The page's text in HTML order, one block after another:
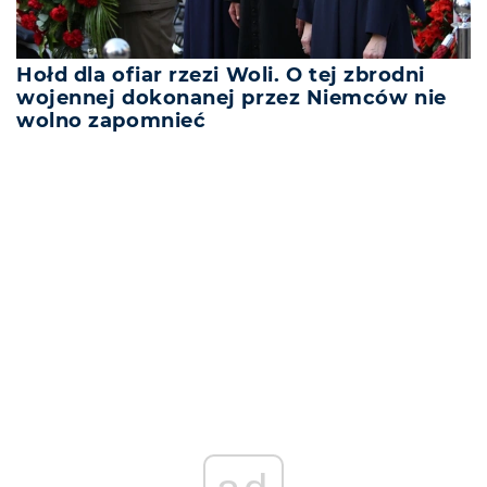
Hołd dla ofiar rzezi Woli. O tej zbrodni
wojennej dokonanej przez Niemców nie
wolno zapomnieć